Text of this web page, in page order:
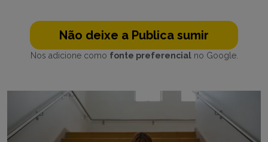
Não deixe a Publica sumir
Nos adicione como fonte preferencialno Google.